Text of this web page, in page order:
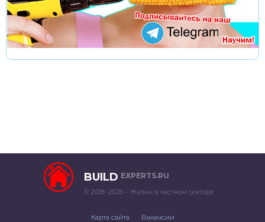
BUILD EXPERTS.RU
© 2018–2026 – Жизнь в частном секторе
Карта сайта Вакансии